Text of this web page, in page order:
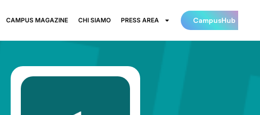
CAMPUS MAGAZINE CHI SIAMO PRESS AREA CampusHub